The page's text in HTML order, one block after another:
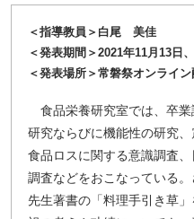
＜指導教員＞白尾 美佳
＜発表期間＞2021年11月13日
＜発表場所＞常磐祭オンライ
食品栄養研究室では、卒
研究ならびに機能性の研究、
食品ロスに関する意識調査
調査などをおこなっている
先生著書の「料理手引き草